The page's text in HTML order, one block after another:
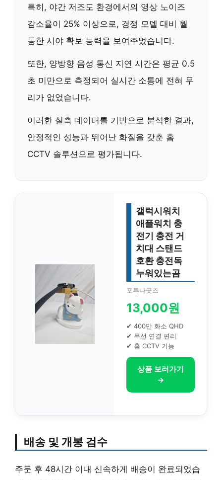
특히, 야간 저조도 환경에서의 영상 노이즈
감소율이 25% 이상으로, 경쟁 모델 대비 월
등한 시야 확보 능력을 보여주었습니다.
또한, 양방향 음성 통신 지연 시간은 평균 0.5
초 미만으로 측정되어 실시간 소통에 전혀 무
리가 없었습니다.
이러한 실측 데이터를 기반으로 분석한 결과,
안정적인 성능과 뛰어난 화질을 갖춘 홈
CCTV 솔루션으로 평가됩니다.
갤럭시워치
애플워치 충
전기 충전 거
치대 스탠드
호환 충전독
누워있는곰
포투나굿즈
13,000원
✔ 400만 화소 QHD
✔ 무선 연결 편리
✔ 홈 CCTV 기능
상품 보러가기
→
배송 및 개봉 검수
주문 후 48시간 이내 신속하게 배송이 완료되었습